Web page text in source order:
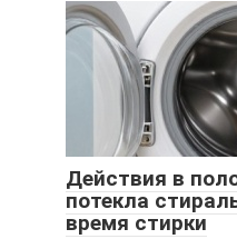
Действия в
потекла
время стирки